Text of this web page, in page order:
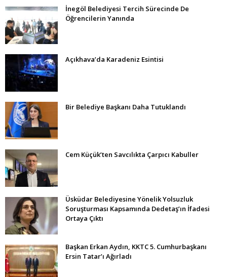
İnegöl Belediyesi Tercih Sürecinde De
Öğrencilerin Yanında
Açıkhava’da Karadeniz Esintisi
Bir Belediye Başkanı Daha Tutuklandı
Cem Küçük’ten Savcılıkta Çarpıcı Kabuller
Üsküdar Belediyesine Yönelik Yolsuzluk
Soruşturması Kapsamında Dedetaş’ın İfadesi
Ortaya Çıktı
Başkan Erkan Aydın, KKTC 5. Cumhurbaşkanı
Ersin Tatar’ı Ağırladı